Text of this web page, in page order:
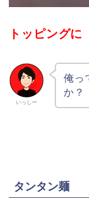
トッピングに
いっしー
俺っ
か？
タンタン麺